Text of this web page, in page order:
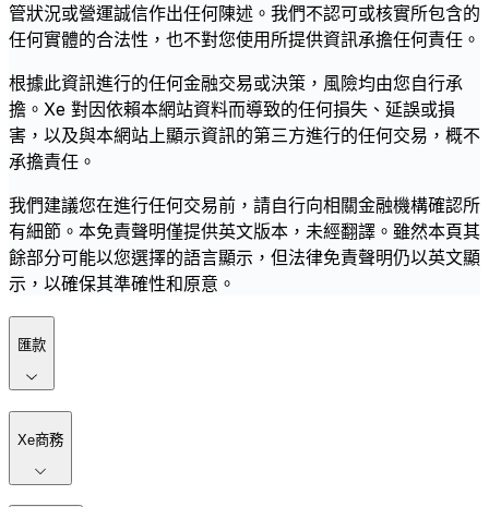
管狀況或營運誠信作出任何陳述。我們不認可或核實所包含的
任何實體的合法性，也不對您使用所提供資訊承擔任何責任。
根據此資訊進行的任何金融交易或決策，風險均由您自行承
擔。Xe 對因依賴本網站資料而導致的任何損失、延誤或損
害，以及與本網站上顯示資訊的第三方進行的任何交易，概不
承擔責任。
我們建議您在進行任何交易前，請自行向相關金融機構確認所
有細節。本免責聲明僅提供英文版本，未經翻譯。雖然本頁其
餘部分可能以您選擇的語言顯示，但法律免責聲明仍以英文顯
示，以確保其準確性和原意。
匯款
Xe商務